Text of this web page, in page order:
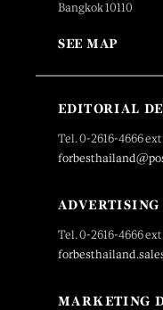
Bangkok 10110
SEE MAP
EDITORIAL
Tel. 0-2616-4666
ADVERTISING
Tel. 0-2616-4666
MARKETING